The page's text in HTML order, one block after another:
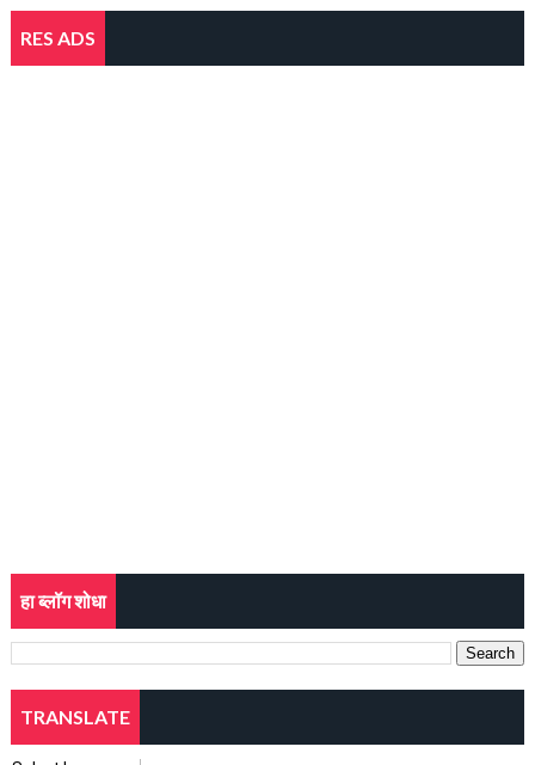
RES ADS
हा ब्लॉग शोधा
TRANSLATE